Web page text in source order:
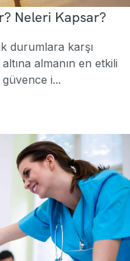
Neleri Kapsar?
durumlara karşı
almanın en etkili
i...